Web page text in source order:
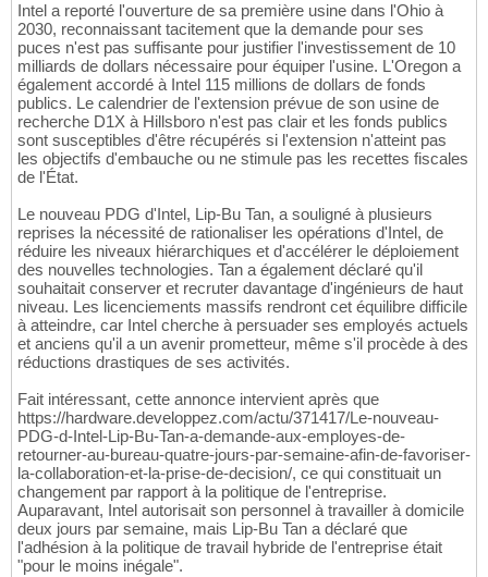
Intel a reporté l'ouverture de sa première usine dans l'Ohio à
2030, reconnaissant tacitement que la demande pour ses
puces n'est pas suffisante pour justifier l'investissement de 10
milliards de dollars nécessaire pour équiper l'usine. L'Oregon a
également accordé à Intel 115 millions de dollars de fonds
publics. Le calendrier de l'extension prévue de son usine de
recherche D1X à Hillsboro n'est pas clair et les fonds publics
sont susceptibles d'être récupérés si l'extension n'atteint pas
les objectifs d'embauche ou ne stimule pas les recettes fiscales
de l'État.
Le nouveau PDG d'Intel, Lip-Bu Tan, a souligné à plusieurs
reprises la nécessité de rationaliser les opérations d'Intel, de
réduire les niveaux hiérarchiques et d'accélérer le déploiement
des nouvelles technologies. Tan a également déclaré qu'il
souhaitait conserver et recruter davantage d'ingénieurs de haut
niveau. Les licenciements massifs rendront cet équilibre difficile
à atteindre, car Intel cherche à persuader ses employés actuels
et anciens qu'il a un avenir prometteur, même s'il procède à des
réductions drastiques de ses activités.
Fait intéressant, cette annonce intervient après que
https://hardware.developpez.com/actu/371417/Le-nouveau-
PDG-d-Intel-Lip-Bu-Tan-a-demande-aux-employes-de-
retourner-au-bureau-quatre-jours-par-semaine-afin-de-favoriser-
la-collaboration-et-la-prise-de-decision/, ce qui constituait un
changement par rapport à la politique de l'entreprise.
Auparavant, Intel autorisait son personnel à travailler à domicile
deux jours par semaine, mais Lip-Bu Tan a déclaré que
l'adhésion à la politique de travail hybride de l'entreprise était
"pour le moins inégale".